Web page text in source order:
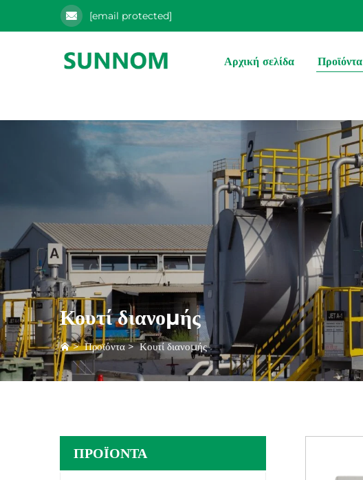
[email protected]
Αρχική σελίδα Προϊόντα
Κουτί διανομής
>Προϊόντα>Κουτί διανομής
ΠΡΟΪΌΝΤΑ